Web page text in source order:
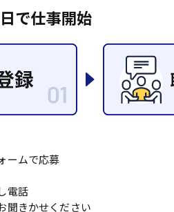
配送・ドライバー
で仕事開始
ームで応募
電話
きかせください